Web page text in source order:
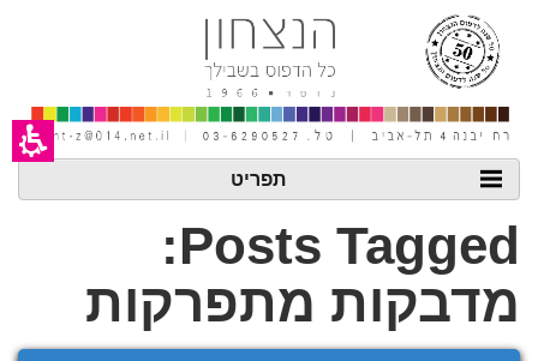
אינטרנט,
אנטר
לאזור
תוכן
תפריט
Posts Tagged:
מדבקות מתפרקות